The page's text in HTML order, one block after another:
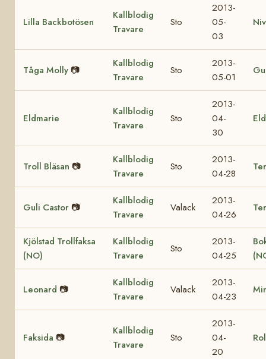
Lilla Backbotösen
Kallblodig
Travare
Sto
2013-
05-
03
Tåga Molly 📷
Kallblodig
Travare
Sto
2013-
05-01
Eldmarie
Kallblodig
Travare
Sto
2013-
04-
30
Troll Bläsan 📷
Kallblodig
Travare
Sto
2013-
04-28
Guli Castor 📷
Kallblodig
Travare
Valack
2013-
04-26
Kjölstad Trollfaksa
(NO)
Kallblodig
Travare
Sto
2013-
04-25
Leonard 📷
Kallblodig
Travare
Valack
2013-
04-23
Faksida 📷
Kallblodig
Travare
Sto
2013-
04-
20